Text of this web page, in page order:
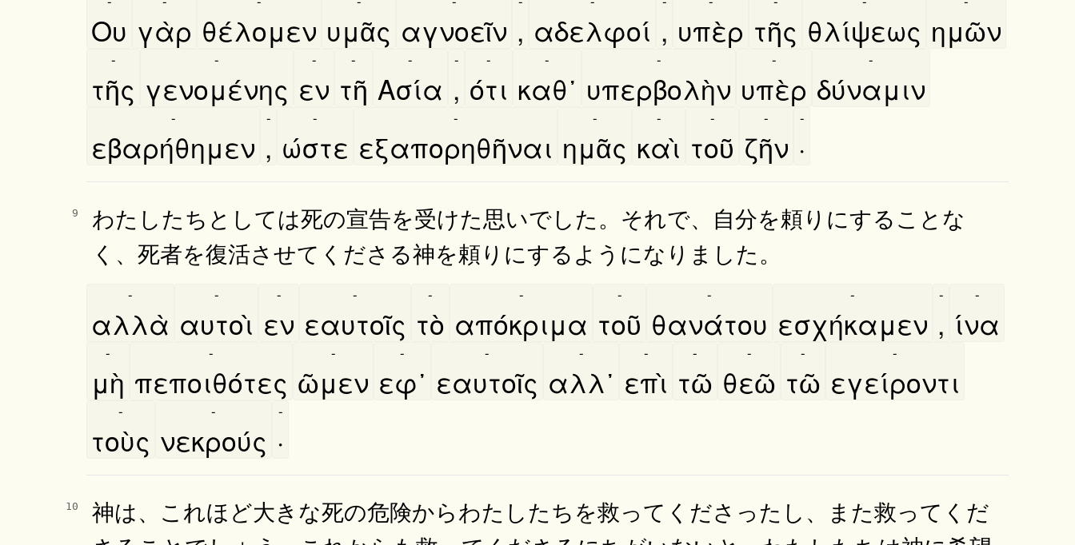
Ου γὰρ θέλομεν υμᾶς αγνοεῖν , αδελφοί , υπὲρ τῆς θλίψεως ημῶν
τῆς
-
γενομένης
-
εν
-
τῆ
-
Ασία
-
,
-
ότι
-
καθ᾿
-
υπερβολὴν
-
υπὲρ
-
δύναμιν
-
εβαρήθημεν
-
,
-
ώστε
-
εξαπορηθῆναι
-
ημᾶς
-
καὶ
-
τοῦ
-
ζῆν
-
·
-
9
わたしたちとしては死の宣告を受けた思いでした。それで、自分を頼りにすることな
く、死者を復活させてくださる神を頼りにするようになりました。
αλλὰ
-
αυτοὶ
-
εν
-
εαυτοῖς
-
τὸ
-
απόκριμα
-
τοῦ
-
θανάτου
-
εσχήκαμεν
-
,
-
ίνα
-
μὴ
-
πεποιθότες
-
ῶμεν
-
εφ᾿
-
εαυτοῖς
-
αλλ᾿
-
επὶ
-
τῶ
-
θεῶ
-
τῶ
-
εγείροντι
-
τοὺς
-
νεκρούς
-
·
-
10
神は、これほど大きな死の危険からわたしたちを救ってくださったし、また救ってくだ